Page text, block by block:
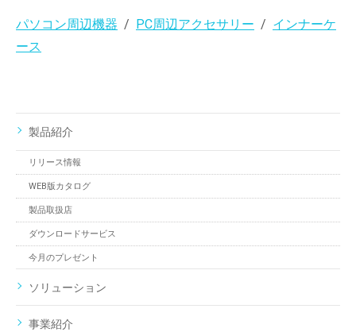
パソコン周辺機器 PC周辺アクセサリー
インナーケ
ース
製品紹介
リリース情報
WEB版カタログ
製品取扱店
ダウンロードサービス
今月のプレゼント
ソリューション
事業紹介